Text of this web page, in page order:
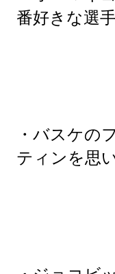
番好きな選
・バスケの
ティンを思